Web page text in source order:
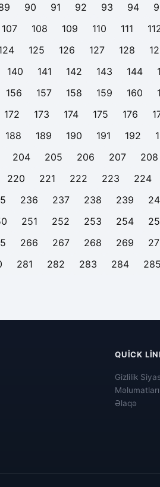
90 91 92 93 94
107 108 109 110 111
125 126 127 128
140 141 142 143 144
156 157 158 159 160
172 173 174 175 176
188 189 190 191 192
204 205 206 207 208
220 221 222 223 224
236 237 238 239
251 252 253 254
266 267 268 269
281 282 283 284 285
QUICK
Gizlilik
Əlaqə